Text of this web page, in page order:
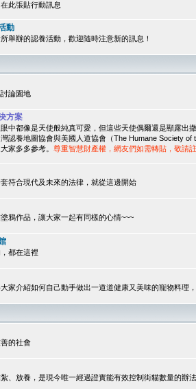
此張貼行動訊息
動
舉辦的認養活動，歡迎隨時注意新的訊息！
論園地
方案
中都像是天使般純真可愛，但這些天使偶爾還是顯露出
認養地圖協會與美國人道協會（The Humane Society
家多多參考。 尊重智慧財產權，網友們如需轉貼，敬請
符合現代及未來的法律，就從這邊開始
鴉作品，讓大家一起有同樣的心情~~~
都在這裡
家介紹如何自己動手做出一道道健康又美味的寵物料理
的社會
、放養，是現今唯一經過證實能有效控制街貓數量的辦